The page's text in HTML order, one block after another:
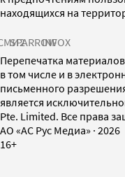
находящихся на
SPARROWINFOX
Перепечатка
в том числе и в
письменного
является
Pte. Limited. Все права
AO «АС Рус Медиа» · 2026
16+